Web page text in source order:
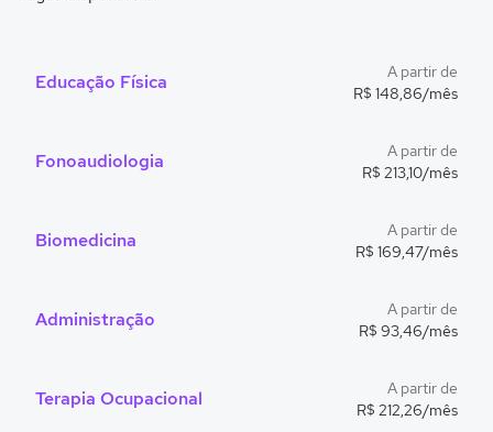
Educação Física
A partir de
R$ 148,86/mês
Fonoaudiologia
A partir de
R$ 213,10/mês
Biomedicina
A partir de
R$ 169,47/mês
Administração
A partir de
R$ 93,46/mês
Terapia Ocupacional
A partir de
R$ 212,26/mês